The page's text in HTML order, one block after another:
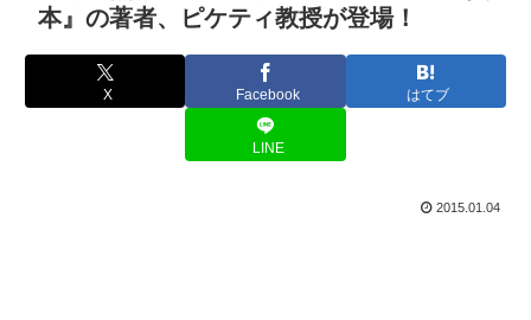
本』の著者、ピケティ教授が登場！
X Facebook はてブ
LINE
2015.01.04